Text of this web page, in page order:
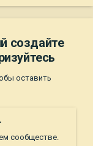
создайте
оставить
сообществе.